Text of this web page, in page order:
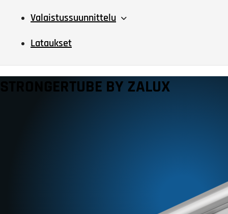
Valaistussuunnittelu
Lataukset
STRONGERTUBE BY ZALUX